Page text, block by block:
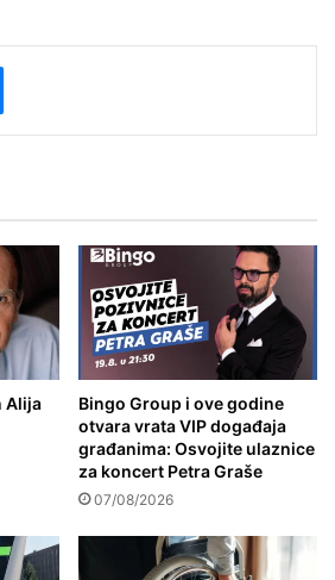
Alija
Bingo Group i ove godine
otvara vrata VIP događaja
građanima: Osvojite ulaznice
za koncert Petra Graše
07/08/2026